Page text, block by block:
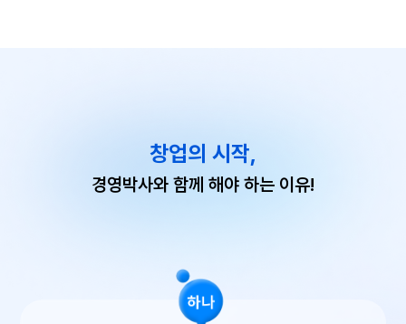
창업의 시작,
경영박사와 함께 해야 하는 이유!